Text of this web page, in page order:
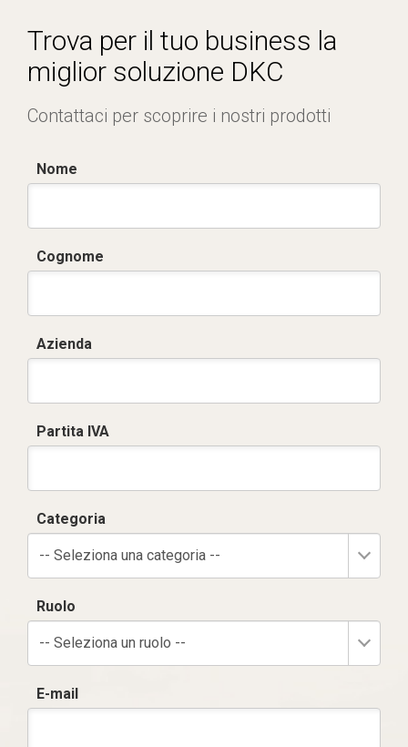
Trova per il tuo business la
miglior soluzione DKC
Contattaci per scoprire i nostri prodotti
Nome
Cognome
Azienda
Partita IVA
Categoria
-- Seleziona una categoria --
Ruolo
-- Seleziona un ruolo --
E-mail